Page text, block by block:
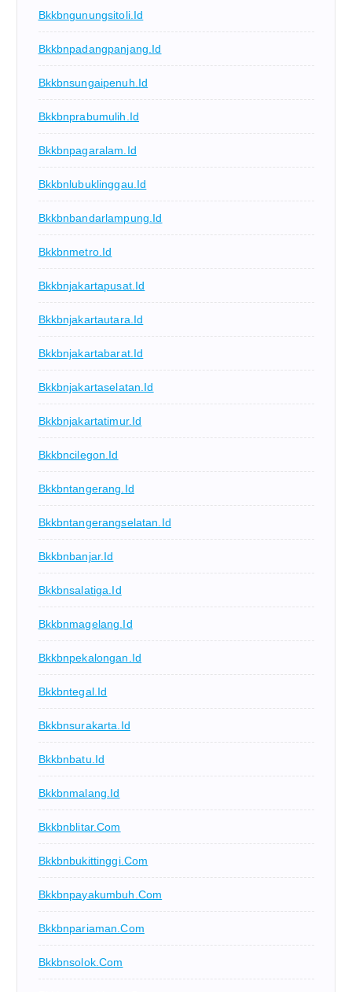
Bkkbngunungsitoli.id
Bkkbnpadangpanjang.id
Bkkbnsungaipenuh.id
Bkkbnprabumulih.id
Bkkbnpagaralam.id
Bkkbnlubuklinggau.id
Bkkbnbandarlampung.id
Bkkbnmetro.id
Bkkbnjakartapusat.id
Bkkbnjakartautara.id
Bkkbnjakartabarat.id
Bkkbnjakartaselatan.id
Bkkbnjakartatimur.id
Bkkbncilegon.id
Bkkbntangerang.id
Bkkbntangerangselatan.id
Bkkbnbanjar.id
Bkkbnsalatiga.id
Bkkbnmagelang.id
Bkkbnpekalongan.id
Bkkbntegal.id
Bkkbnsurakarta.id
Bkkbnbatu.id
Bkkbnmalang.id
Bkkbnblitar.com
Bkkbnbukittinggi.com
Bkkbnpayakumbuh.com
Bkkbnpariaman.com
Bkkbnsolok.com